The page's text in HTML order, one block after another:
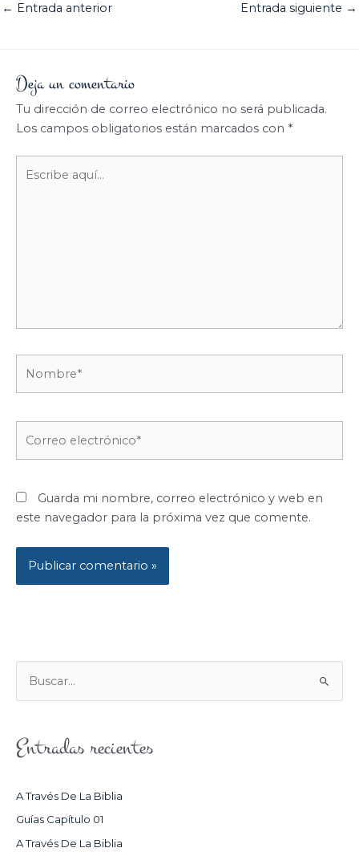
← Entrada anterior Entrada siguiente →
Deja un comentario
Tu dirección de correo electrónico no será publicada.
Los campos obligatorios están marcados con *
aquí...
Guarda mi nombre, correo electrónico y web en
este navegador para la próxima vez que comente.
U
C
Entradas recientes
A Través De La Biblia
Guías Capítulo 01
A Través De La Biblia